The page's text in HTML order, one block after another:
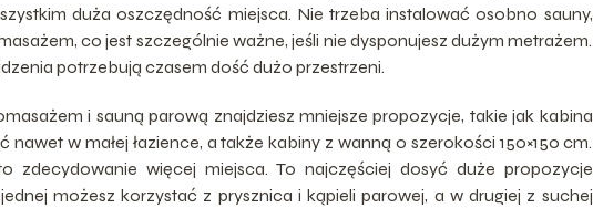
duża oszczędność miejsca. Nie trzeba instalować osobno sauny,
co jest szczególnie ważne, jeśli nie dysponujesz dużym metrażem.
potrzebują czasem dość dużo przestrzeni.
i sauną parową znajdziesz mniejsze propozycje, takie jak kabina
nawet w małej łazience, a także kabiny z wanną o szerokości 150×150 cm.
zdecydowanie więcej miejsca. To najczęściej dosyć duże propozycje
możesz korzystać z prysznica i kąpieli parowej, a w drugiej z suchej